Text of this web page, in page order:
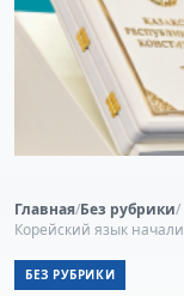
Главная/Без рубрики/
Корейский язык
БЕЗ РУБРИКИ